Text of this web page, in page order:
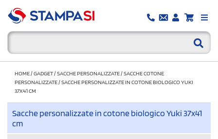
HOME/GADGET/SACCHE PERSONALIZZATE/SACCHE COTONE
PERSONALIZZATE/SACCHE PERSONALIZZATE IN COTONE BIOLOGICO YUKI
37X41 CM
Sacche personalizzate in cotone biologico Yuki 37x41
cm